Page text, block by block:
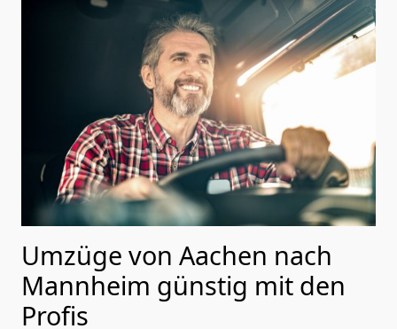
Umzüge von Aachen nach
Mannheim günstig mit den
Profis